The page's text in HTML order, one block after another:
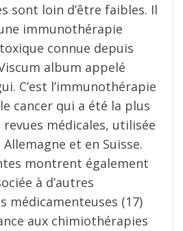
sont loin d’être faibles. Il
immunothérapie
connue depuis
album appelé
C’est l’immunothérapie
cancer qui a été la plus
médicales, utilisée
et en Suisse.
montrent également
à d’autres
médicamenteuses (17)
aux chimiothérapies